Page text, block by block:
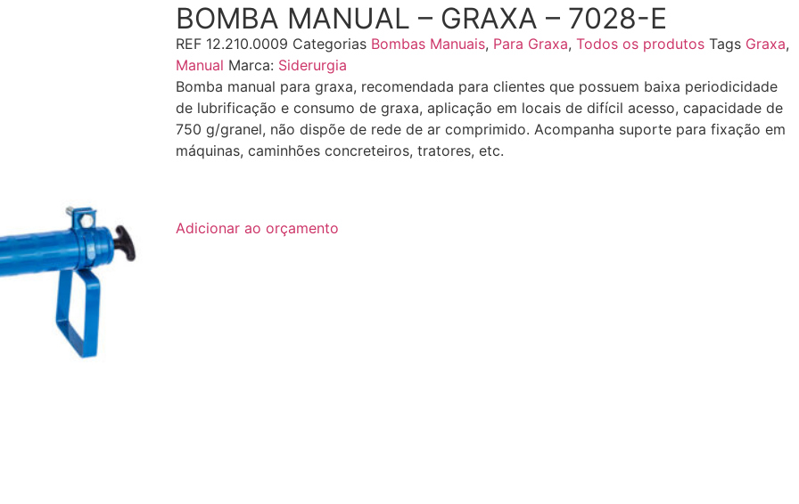
BOMBA MANUAL – GRAXA – 7028-E
REF 12.210.0009 Categorias Bombas Manuais, Para Graxa,Todos os produtos Tags Graxa,
Manual Marca: Siderurgia
Bomba manual para graxa, recomendada para clientes que possuem baixa periodicidade
de lubrificação e consumo de graxa, aplicação em locais de difícil acesso, capacidade de
750 g/granel, não dispõe de rede de ar comprimido. Acompanha suporte para fixação em
máquinas, caminhões concreteiros, tratores, etc.
Adicionar ao orçamento